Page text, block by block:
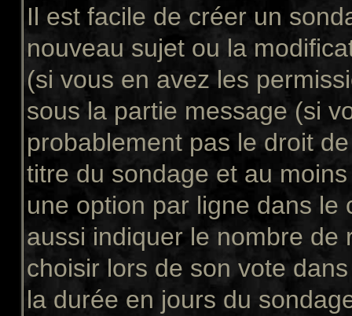
Il est facile de créer un
nouveau sujet ou la
(si vous en avez les
sous la partie message (si
probablement pas le droit
titre du sondage et au
une option par ligne dans le
aussi indiquer le nombre de
choisir lors de son vote
la durée en jours du